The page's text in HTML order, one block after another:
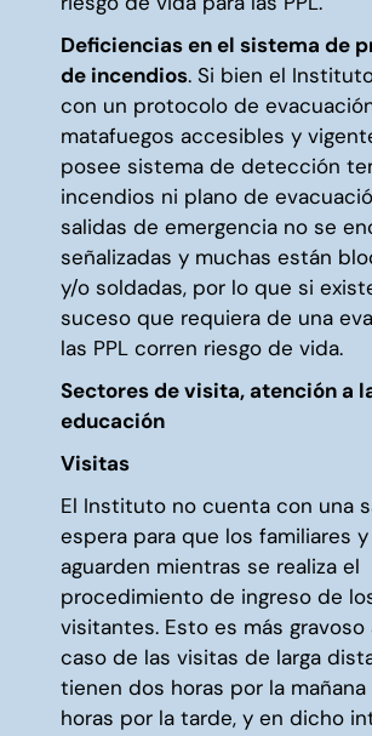
Deficiencias en el sistema de
de incendios. Si bien el
con un protocolo de
matafuegos accesibles y
posee sistema de detección
incendios ni plano de
salidas de emergencia no se
señalizadas y muchas están
y/o soldadas, por lo que si
suceso que requiera de una
las PPL corren riesgo de vida.
Sectores de visita, atención a
educación
Visitas
El Instituto no cuenta con una
espera para que los familiares
aguarden mientras se realiza el
procedimiento de ingreso de
visitantes. Esto es más gravoso
caso de las visitas de larga
tienen dos horas por la mañana
horas por la tarde, y en dicho